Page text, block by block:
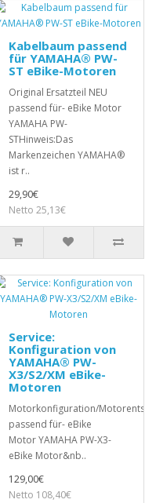
Kabelbaum passend
für YAMAHA® PW-
ST eBike-Motoren
Original Ersatzteil NEU
passend für- eBike Motor
YAMAHA PW-
STHinweis:Das
Markenzeichen YAMAHA®
ist r..
29,90€
Netto 25,13€
Service:
Konfiguration von
YAMAHA® PW-
X3/S2/XM eBike-
Motoren
Motorkonfiguration/
passend für- eBike
Motor YAMAHA PW-X3-
eBike Motor&nb..
129,00€
Netto 108,40€